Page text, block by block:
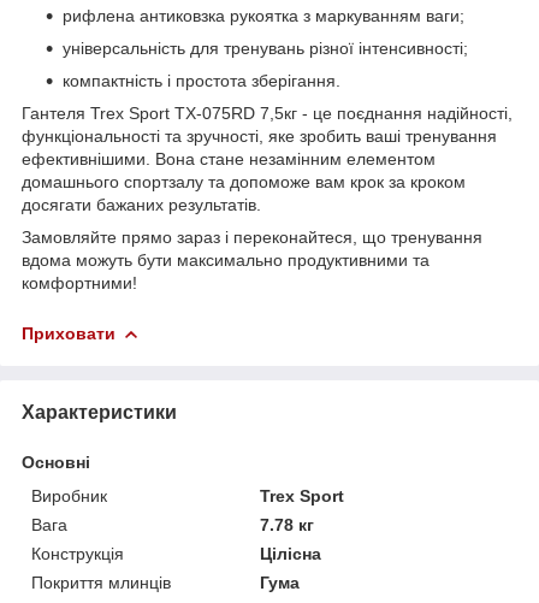
рифлена антиковзка рукоятка з маркуванням ваги;
універсальність для тренувань різної інтенсивності;
компактність і простота зберігання.
Гантеля Trex Sport TX-075RD 7,5кг - це поєднання надійності,
функціональності та зручності, яке зробить ваші тренування
ефективнішими. Вона стане незамінним елементом
домашнього спортзалу та допоможе вам крок за кроком
досягати бажаних результатів.
Замовляйте прямо зараз і переконайтеся, що тренування
вдома можуть бути максимально продуктивними та
комфортними!
Приховати
Характеристики
Основні
Виробник
Trex Sport
Вага
7.78 кг
Конструкція
Цілісна
Покриття млинців
Гума